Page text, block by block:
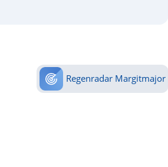
Regenradar Margitmajor